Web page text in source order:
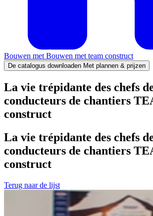
Bouwen met Bouwen met team construct
De catalogus downloaden Met plannen & prijzen
La vie trépidante des chefs
conducteurs de chantiers
construct
La vie trépidante des chefs
conducteurs de chantiers
construct
Terug naar de lijst